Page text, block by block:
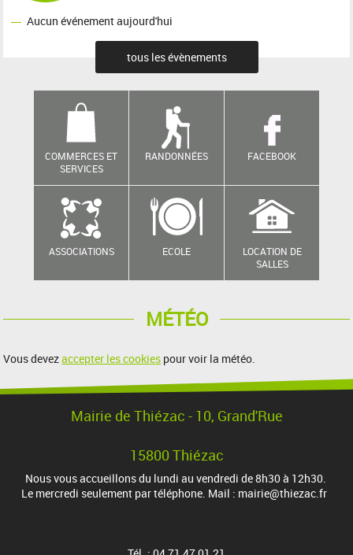
Aucun événement aujourd'hui
tous les évènements
COMMERCES ET
SERVICES
RANDONNÉES FACEBOOK
ASSOCIATIONS ECOLE
LOCATION DE
SALLES
MÉTÉO
Vous devezaccepter les cookies pour voir la météo.
Mairie de Thiézac - 10, Grand'Rue
15800 Thiézac
Nous vous accueillons du lundi au vendredi de 8h30 à 12h30.
Le mercredi seulement par téléphone. Mail : mairie@thiezac.fr